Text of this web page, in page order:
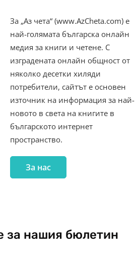
За „Аз чета“ (www.AzCheta.com) е
най-голямата българска онлайн
медия за книги и четене. С
изградената онлайн общност от
няколко десетки хиляди
потребители, сайтът е основен
източник на информация за най-
новото в света на книгите в
българското интернет
пространство.
За нас
за нашия бюлетин